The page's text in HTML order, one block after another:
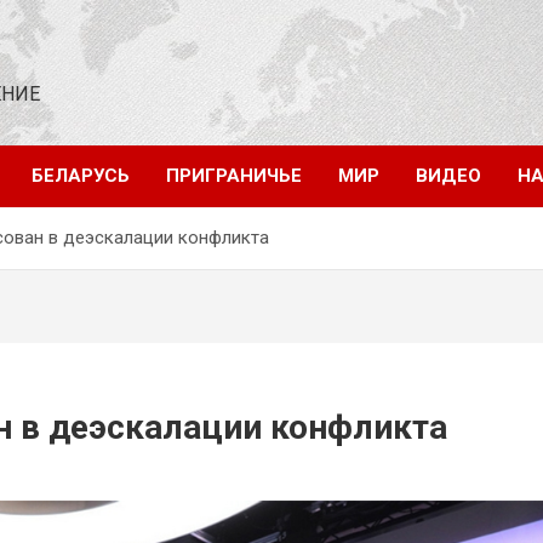
БЕЛАРУСЬ ПРИГРАНИЧЬЕ МИР ВИДЕО
в деэскалации конфликта
в деэскалации конфликта